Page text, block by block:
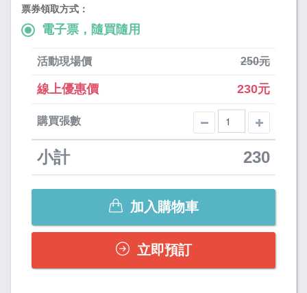
票券領取方式：
電子票，隨買隨用
活動現場價 250元
線上優惠價 230元
購買張數
小計 230
加入購物車
立即預訂